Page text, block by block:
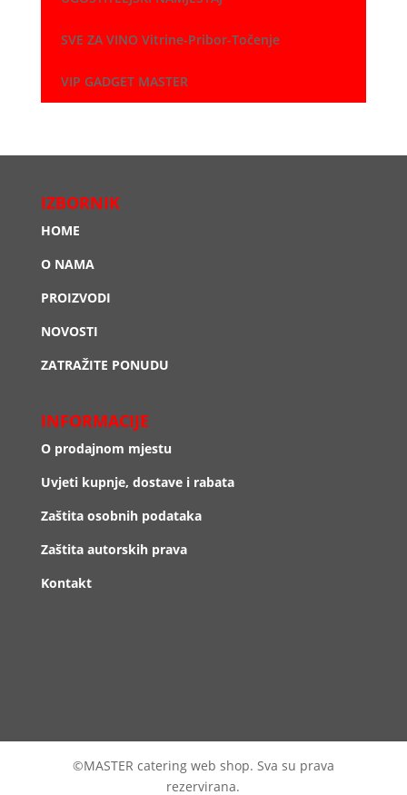
SVE ZA VINO Vitrine-Pribor-Točenje
VIP GADGET MASTER
IZBORNIK
HOME
O NAMA
PROIZVODI
NOVOSTI
ZATRAŽITE PONUDU
INFORMACIJE
O prodajnom mjestu
Uvjeti kupnje, dostave i rabata
Zaštita osobnih podataka
Zaštita autorskih prava
Kontakt
©MASTER catering web shop. Sva su prava
rezervirana.